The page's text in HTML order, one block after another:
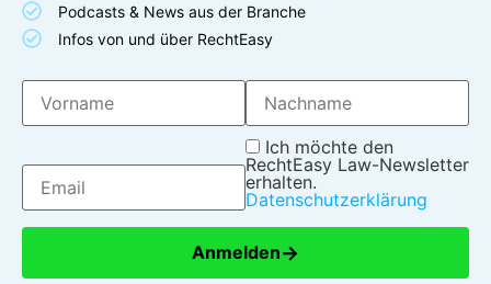
Podcasts & News aus der Branche
Infos von und über RechtEasy
Ich möchte den
RechtEasy Law-Newsletter
erhalten.
Datenschutzerklärung
Anmelden→